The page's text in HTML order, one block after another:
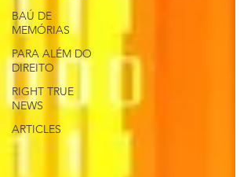
BAÚ DE
MEMÓRIAS
PARA ALÉM DO
DIREITO
RIGHT TRUE
NEWS
ARTICLES